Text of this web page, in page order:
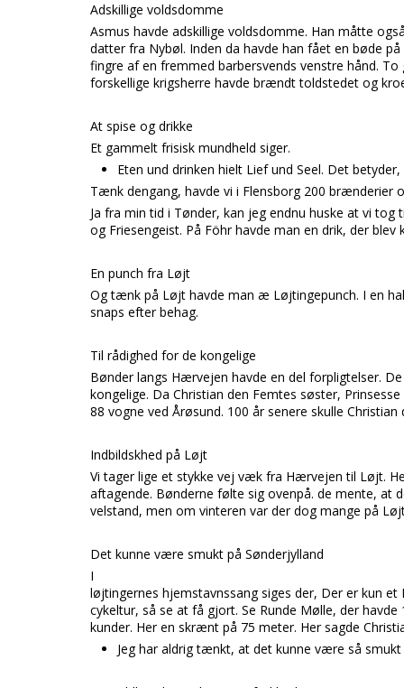
Adskillige voldsdomme
Asmus havde adskillige voldsdomme. Han måtte
datter fra Nybøl. Inden da havde han fået en bøde
fingre af en fremmed barbersvends venstre hånd.
forskellige krigsherre havde brændt toldstedet og
At spise og drikke
Et gammelt frisisk mundheld siger.
Eten und drinken hielt Lief und Seel. Det
Tænk dengang, havde vi i Flensborg 200 brænderier
Ja fra min tid i Tønder, kan jeg endnu huske at vi
og Friesengeist. På Föhr havde man en drik, der
En punch fra Løjt
Og tænk på Løjt havde man æ Løjtingepunch. I en
snaps efter behag.
Til rådighed for de kongelige
Bønder langs Hærvejen havde en del forpligtelser.
kongelige. Da Christian den Femtes søster,
88 vogne ved Årøsund. 100 år senere skulle
Indbildskhed på Løjt
Vi tager lige et stykke vej væk fra Hærvejen til Løjt.
aftagende. Bønderne følte sig ovenpå. de mente, at
velstand, men om vinteren var der dog mange på
Det kunne være smukt på Sønderjylland
I
løjtingernes hjemstavnssang siges der, Der er kun
cykeltur, så se at få gjort. Se Runde Mølle, der havde
kunder. Her en skrænt på 75 meter. Her sagde
Jeg har aldrig tænkt, at det kunne være så smukt